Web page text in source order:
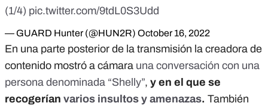
(1/4) pic.twitter.com/9tdL0S3Udd
— GUARD Hunter (@HUN2R) October 16, 2022
En una parte posterior de la transmisión la creadora de
contenido mostró a cámara una conversación con una
persona denominada “Shelly”, y en el que se
recogerían varios insultos y amenazas. También